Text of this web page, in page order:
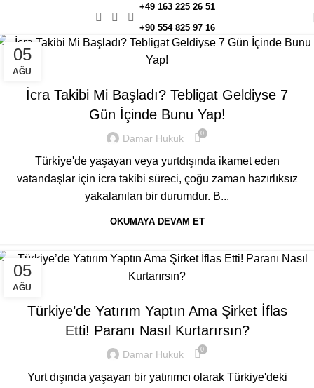
+49 163 225 26 51
+90 554 825 97 16
05
AĞUGENEL
İcra Takibi Mi Başladı? Tebligat Geldiyse 7
Gün İçinde Bunu Yap!
Damar Hukuk 0
Türkiye'de yaşayan veya yurtdışında ikamet eden
vatandaşlar için icra takibi süreci, çoğu zaman hazırlıksız
yakalanılan bir durumdur. B...
OKUMAYA DEVAM ET
05
AĞUGENEL
Türkiye’de Yatırım Yaptın Ama Şirket İflas
Etti! Paranı Nasıl Kurtarırsın?
Damar Hukuk 0
Yurt dışında yaşayan bir yatırımcı olarak Türkiye'deki